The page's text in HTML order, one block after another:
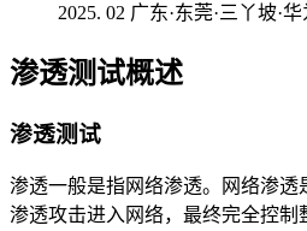
02 广东·东莞·三丫坡·
渗透测试概述
渗透测试
渗透一般是指网络渗透。网络渗
渗透攻击进入网络，最终完全控